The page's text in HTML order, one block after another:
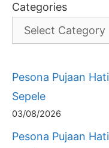
Categories
Pesona Pujaan
Sepele
03/08/2026
Pesona Pujaan